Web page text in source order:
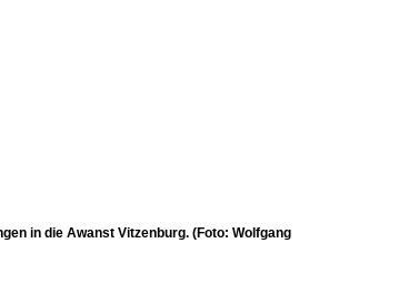
in die Awanst Vitzenburg. (Foto: Wolfgang